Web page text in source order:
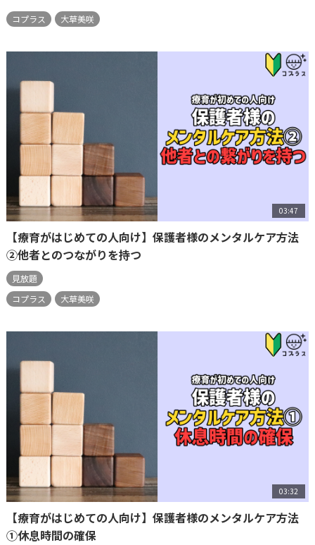
コプラス 大草美咲
03:47
【療育がはじめての人向け】保護者様のメンタルケア方法
②他者とのつながりを持つ
見放題
コプラス
大草美咲
03:32
【療育がはじめての人向け】保護者様のメンタルケア方法
①休息時間の確保